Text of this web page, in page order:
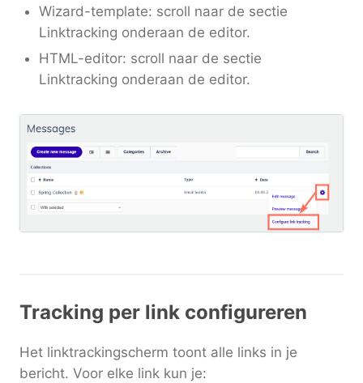
Wizard-template: scroll naar de sectie
Linktracking onderaan de editor.
HTML-editor: scroll naar de sectie
Linktracking onderaan de editor.
Tracking per link configureren
Het linktrackingscherm toont alle links in je
bericht. Voor elke link kun je: